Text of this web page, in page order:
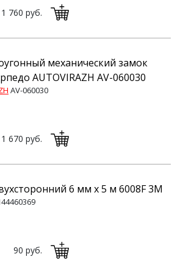
1 760 руб.
механический замок
AUTOVIRAZH AV-060030
AV-060030
1 670 руб.
6 мм x 5 м 6008F 3M
90 руб.